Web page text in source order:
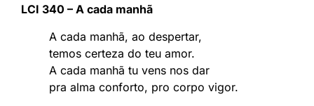
LCI 340 – A cada manhã
A cada manhã, ao despertar,
temos certeza do teu amor.
A cada manhã tu vens nos dar
pra alma conforto, pro corpo vigor.